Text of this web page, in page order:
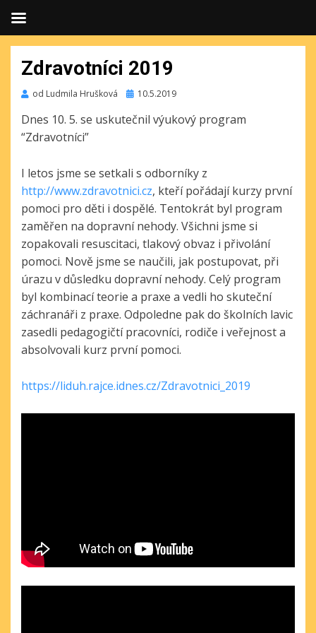
Zdravotníci 2019
od Ludmila Hrušková Publikováno
10.5.2019
Dnes 10. 5. se uskutečnil výukový program
“Zdravotníci”
I letos jsme se setkali s odborníky z
http://www.zdravotnici.cz, kteří pořádají kurzy první
pomoci pro děti i dospělé. Tentokrát byl program
zaměřen na dopravní nehody. Všichni jsme si
zopakovali resuscitaci, tlakový obvaz i přivolání
pomoci. Nově jsme se naučili, jak postupovat, při
úrazu v důsledku dopravní nehody. Celý program
byl kombinací teorie a praxe a vedli ho skuteční
záchranáři z praxe. Odpoledne pak do školních lavic
zasedli pedagogičtí pracovníci, rodiče i veřejnost a
absolvovali kurz první pomoci.
https://liduh.rajce.idnes.cz/Zdravotnici_2019